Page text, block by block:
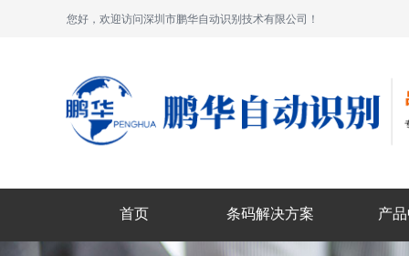
首页 条码解决方案 产
您好，欢迎访问深圳市鹏华自动识别技术有限公司！